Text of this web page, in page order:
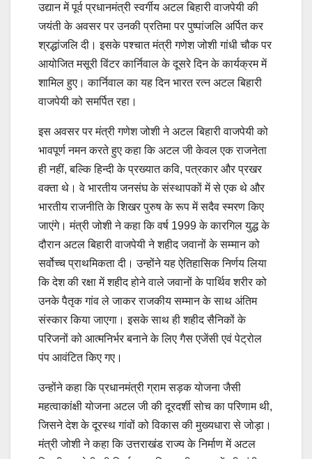
उद्यान में पूर्व प्रधानमंत्री स्वर्गीय अटल बिहारी वाजपेयी की
जयंती के अवसर पर उनकी प्रतिमा पर पुष्पांजलि अर्पित कर
श्रद्धांजलि दी। इसके पश्चात मंत्री गणेश जोशी गांधी चौक पर
आयोजित मसूरी विंटर कार्निवाल के दूसरे दिन के कार्यक्रम में
शामिल हुए। कार्निवाल का यह दिन भारत रत्न अटल बिहारी
वाजपेयी को समर्पित रहा।
इस अवसर पर मंत्री गणेश जोशी ने अटल बिहारी वाजपेयी को
भावपूर्ण नमन करते हुए कहा कि अटल जी केवल एक राजनेता
ही नहीं, बल्कि हिन्दी के प्रख्यात कवि, पत्रकार और प्रखर
वक्ता थे। वे भारतीय जनसंघ के संस्थापकों में से एक थे और
भारतीय राजनीति के शिखर पुरुष के रूप में सदैव स्मरण किए
जाएंगे। मंत्री जोशी ने कहा कि वर्ष 1999 के कारगिल युद्ध के
दौरान अटल बिहारी वाजपेयी ने शहीद जवानों के सम्मान को
सर्वोच्च प्राथमिकता दी। उन्होंने यह ऐतिहासिक निर्णय लिया
कि देश की रक्षा में शहीद होने वाले जवानों के पार्थिव शरीर को
उनके पैतृक गांव ले जाकर राजकीय सम्मान के साथ अंतिम
संस्कार किया जाएगा। इसके साथ ही शहीद सैनिकों के
परिजनों को आत्मनिर्भर बनाने के लिए गैस एजेंसी एवं पेट्रोल
पंप आवंटित किए गए।
उन्होंने कहा कि प्रधानमंत्री ग्राम सड़क योजना जैसी
महत्वाकांक्षी योजना अटल जी की दूरदर्शी सोच का परिणाम थी,
जिसने देश के दूरस्थ गांवों को विकास की मुख्यधारा से जोड़ा।
मंत्री जोशी ने कहा कि उत्तराखंड राज्य के निर्माण में अटल